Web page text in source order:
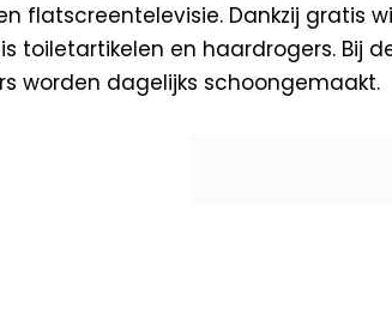
flatscreentelevisie. Dankzij gratis
toiletartikelen en haardrogers. Bij
worden dagelijks schoongemaakt.